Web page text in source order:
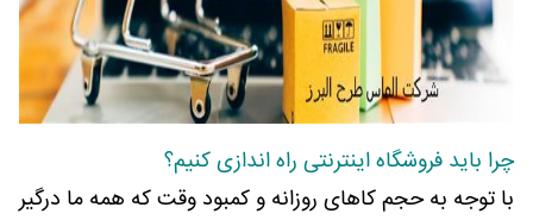
چرا باید فروشگاه اینترنتی راه اندازی کنیم؟
با توجه به حجم کاهای روزانه و کمبود وقت که همه ما درگیر